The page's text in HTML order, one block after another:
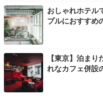
屋上テラスでライトアッ
のも素敵。
おしゃれホテル
プルにおすすめ
【東京】泊ま
れなカフェ併設